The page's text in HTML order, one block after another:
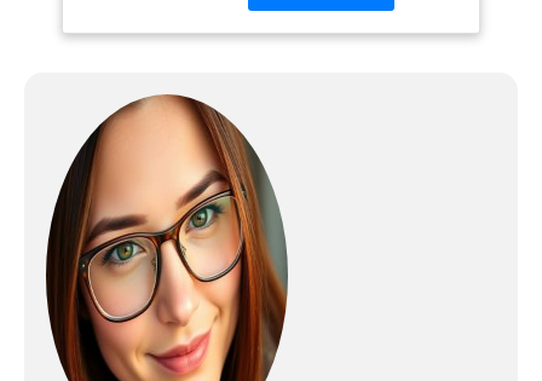
grillades Puissance
1200W et thermostat
compatibles Lave
vaisselle Plateau
récupérateur pour un
confort à l'utilisation